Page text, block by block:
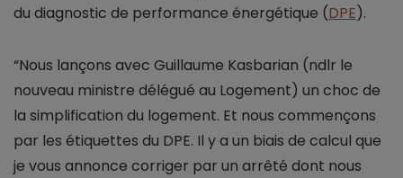
du diagnostic de performance énergétique (DPE).
“Nous lançons avec Guillaume Kasbarian (ndlr le
nouveau ministre délégué au Logement) un choc de
la simplification du logement. Et nous commençons
par les étiquettes du DPE. Il y a un biais de calcul que
je vous annonce corriger par un arrêté dont nous